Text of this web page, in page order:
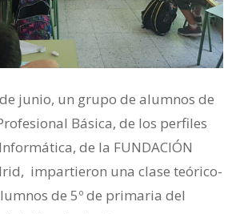
junio, un grupo de alumnos de
Básica, de los perfiles
de la FUNDACIÓN
impartieron una clase teórico-
de 5º de primaria del